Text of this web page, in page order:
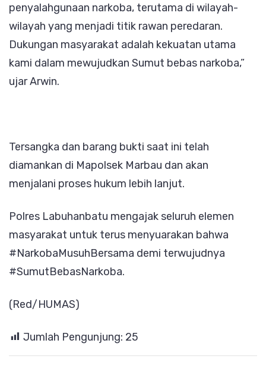
penyalahgunaan narkoba, terutama di wilayah-
wilayah yang menjadi titik rawan peredaran.
Dukungan masyarakat adalah kekuatan utama
kami dalam mewujudkan Sumut bebas narkoba,”
ujar Arwin.
Tersangka dan barang bukti saat ini telah
diamankan di Mapolsek Marbau dan akan
menjalani proses hukum lebih lanjut.
Polres Labuhanbatu mengajak seluruh elemen
masyarakat untuk terus menyuarakan bahwa
#NarkobaMusuhBersama demi terwujudnya
#SumutBebasNarkoba.
(Red/HUMAS)
Jumlah Pengunjung: 25